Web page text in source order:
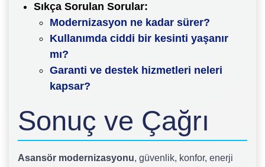
Sıkça Sorulan Sorular:
Modernizasyon ne kadar sürer?
Kullanımda ciddi bir kesinti yaşanır
mı?
Garanti ve destek hizmetleri neleri
kapsar?
Sonuç ve Çağrı
Asansör modernizasyonu, güvenlik, konfor, enerji